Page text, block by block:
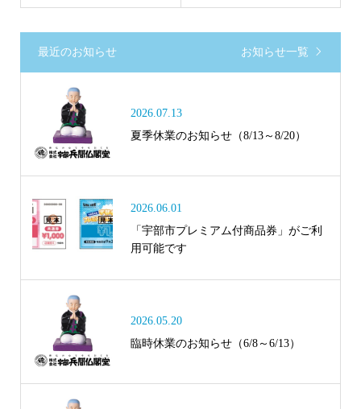
最近のお知らせ お知らせ一覧
2026.07.13
夏季休業のお知らせ（8/13～8/20）
2026.06.01
「宇部市プレミアム付商品券」がご利
用可能です
2026.05.20
臨時休業のお知らせ（6/8～6/13）